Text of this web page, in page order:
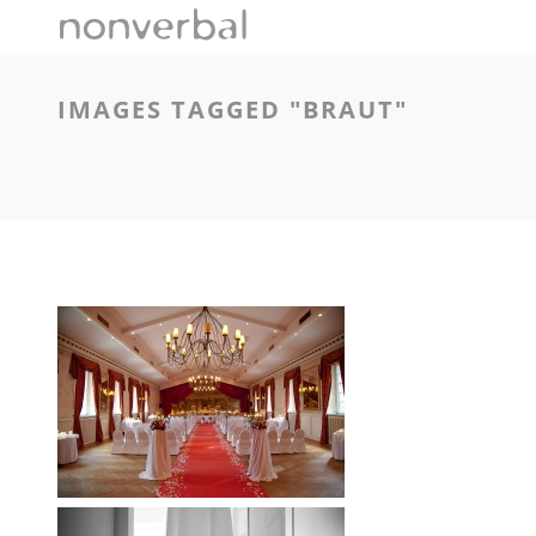
IMAGES TAGGED "BRAUT"